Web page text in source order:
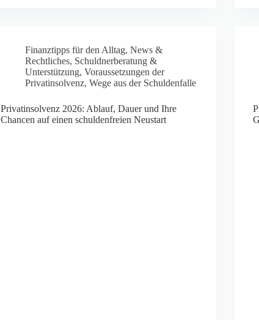
Finanztipps für den Alltag,News &
Rechtliches, Schuldnerberatung &
Unterstützung,Voraussetzungen der
Privatinsolvenz,Wege aus der Schuldenfalle
Privatinsolvenz 2026: Ablauf, Dauer und Ihre
Chancen auf einen schuldenfreien Neustart